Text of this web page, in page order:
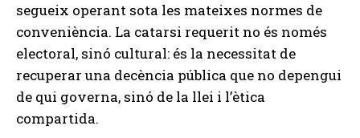
segueix operant sota les mateixes normes de
conveniència. La catarsi requerit no és només
electoral, sinó cultural: és la necessitat de
recuperar una decència pública que no depengui
de qui governa, sinó de la llei i l’ètica
compartida.